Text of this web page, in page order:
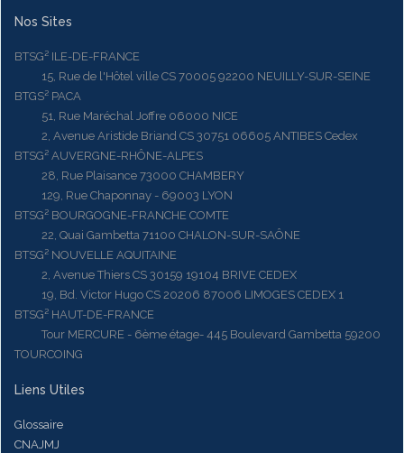
Nos Sites
BTSG² ILE-DE-FRANCE
15, Rue de l'Hôtel ville CS 70005 92200 NEUILLY-SUR-SEINE
BTGS² PACA
51, Rue Maréchal Joffre 06000 NICE
2, Avenue Aristide Briand CS 30751 06605 ANTIBES Cedex
BTSG² AUVERGNE-RHÔNE-ALPES
28, Rue Plaisance 73000 CHAMBERY
129, Rue Chaponnay - 69003 LYON
BTSG² BOURGOGNE-FRANCHE COMTE
22, Quai Gambetta 71100 CHALON-SUR-SAÔNE
BTSG² NOUVELLE AQUITAINE
2, Avenue Thiers CS 30159 19104 BRIVE CEDEX
19, Bd. Victor Hugo CS 20206 87006 LIMOGES CEDEX 1
BTSG² HAUT-DE-FRANCE
Tour MERCURE - 6ème étage- 445 Boulevard Gambetta 59200
TOURCOING
Liens Utiles
Glossaire
CNAJMJ